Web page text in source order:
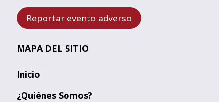
Reportar evento adverso
MAPA DEL SITIO
Inicio
¿Quiénes Somos?